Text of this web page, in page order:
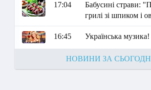
17:04
Бабусині страви:
грилі зі шпиком і
16:45 Українська музика!
НОВИНИ ЗА